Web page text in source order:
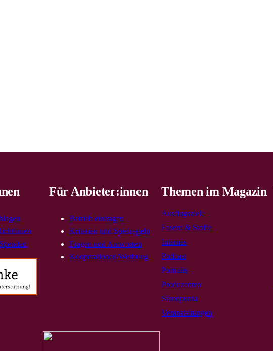
Für Anbieter:innen
Betrieb eintragen
Kriterien und Spielregeln
Fragen und Antworten
Kooperationen/Werbung
Themen im Magazin
Ausflugsziele
Fasern & Stoffe
Internes
Podcast
Portraits
Produzenten
Standpunkt
Veranstaltungen